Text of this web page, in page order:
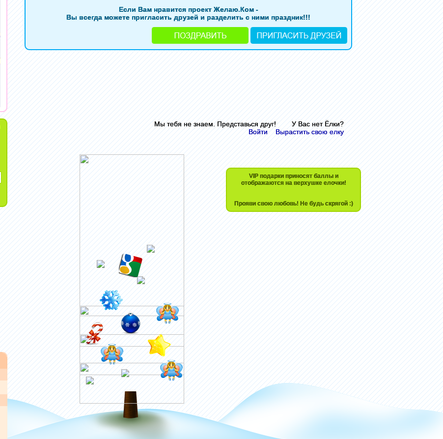
Если Вам нравится проект Желаю.Ком -
Вы всегда можете пригласить друзей и разделить с ними праздник!!!
VIP подарки приносят баллы и
отображаются на верхушке елочки!
Прояви свою любовь! Не будь скрягой :)
Мы тебя не знаем. Представься друг! У Вас нет Ёлки?
Войти
Вырастить свою елку